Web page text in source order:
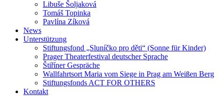
Libuše Šoljaková
Tomáš Topinka
Pavlína Zíková
News
Unterstützung
Stiftungsfond „Sluníčko pro děti“ (Sonne für Kinder)
Prager Theaterfestival deutscher Sprache
Štiříner Gespräche
Wallfahrtsort Maria vom Siege in Prag am Weißen Berg
Stiftungsfonds ACT FOR OTHERS
Kontakt